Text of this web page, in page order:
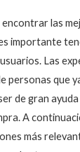
las
importante
Las
personas que
de gran
A
más